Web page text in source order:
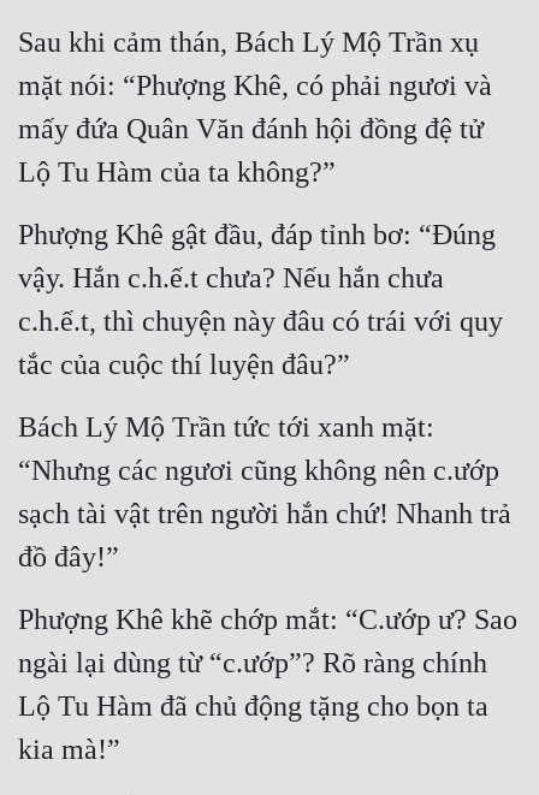
Sau khi cảm thán, Bách Lý Mộ Trần xụ
mặt nói: “Phượng Khê, có phải ngươi và
mấy đứa Quân Văn đánh hội đồng đệ tử
Lộ Tu Hàm của ta không?”
Phượng Khê gật đầu, đáp tỉnh bơ: “Đúng
vậy. Hắn c.h.ế.t chưa? Nếu hắn chưa
c.h.ế.t, thì chuyện này đâu có trái với quy
tắc của cuộc thí luyện đâu?”
Bách Lý Mộ Trần tức tới xanh mặt:
“Nhưng các ngươi cũng không nên c.ướp
sạch tài vật trên người hắn chứ! Nhanh trả
đồ đây!”
Phượng Khê khẽ chớp mắt: “C.ướp ư? Sao
ngài lại dùng từ “c.ướp”? Rõ ràng chính
Lộ Tu Hàm đã chủ động tặng cho bọn ta
kia mà!”